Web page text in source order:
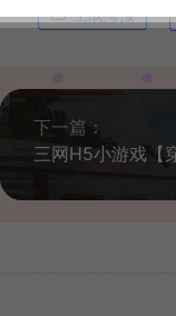
生成海报
下一篇：